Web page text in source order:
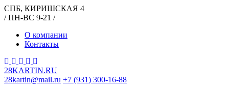
СПБ, КИРИШСКАЯ 4
/ ПН-ВС 9-21 /
О компании
Контакты
28KARTIN.RU
28kartin@mail.ru +7 (931) 300-16-88